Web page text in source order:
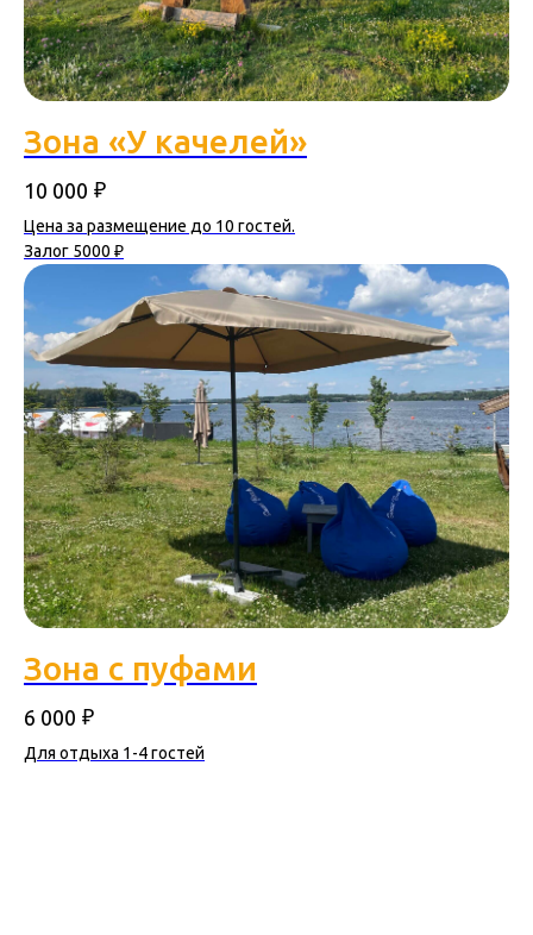
Зона «У качелей»
10 000 ₽
Цена за размещение до 10 гостей.
Залог 5000 ₽
Зона с пуфами
6 000 ₽
Для отдыха 1-4 гостей